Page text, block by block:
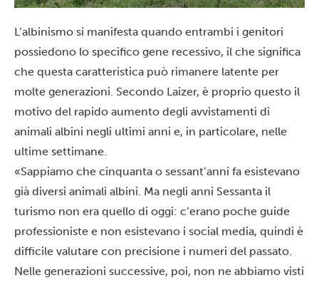
L’albinismo si manifesta quando entrambi i genitori
possiedono lo specifico gene recessivo, il che significa
che questa caratteristica può rimanere latente per
molte generazioni. Secondo Laizer, è proprio questo il
motivo del rapido aumento degli avvistamenti di
animali albini negli ultimi anni e, in particolare, nelle
ultime settimane.
«Sappiamo che cinquanta o sessant’anni fa esistevano
già diversi animali albini. Ma negli anni Sessanta il
turismo non era quello di oggi: c’erano poche guide
professioniste e non esistevano i social media, quindi è
difficile valutare con precisione i numeri del passato.
Nelle generazioni successive, poi, non ne abbiamo visti